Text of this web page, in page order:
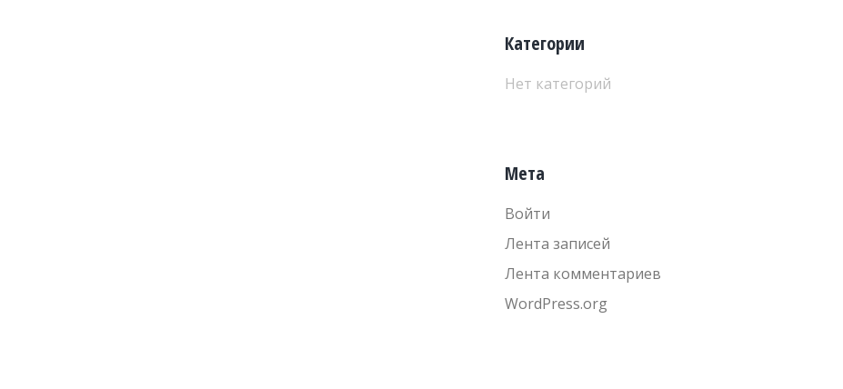
Категории
Нет категорий
Мета
Войти
Лента записей
Лента комментариев
WordPress.org